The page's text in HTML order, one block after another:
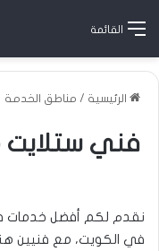
القائمة
فني ستلايت متنقل في ميناء
الرئيسية / مناطق الخدمة
فني ستلايت
نقدم لكم أفضل خدمات
في الكويت، مع فنيين